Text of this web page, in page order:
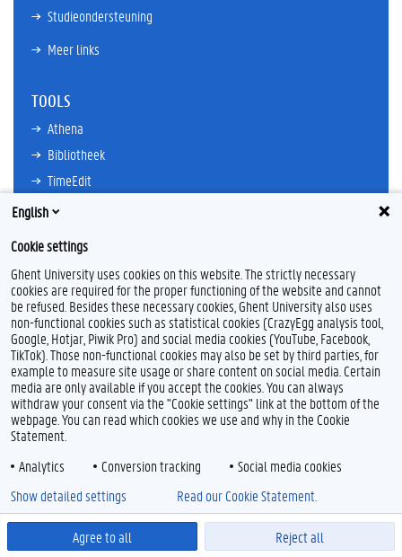
Studieondersteuning
Meer links
TOOLS
Athena
Bibliotheek
TimeEdit
E-mail
Research Explorer
Feedback
Privacy
Disclaimer
Toegankelijkheid
© 2026 Universiteit Gent
English
Cookie settings
Ghent University uses cookies on this website. The strictly necessary
cookies are required for the proper functioning of the website and cannot
be refused. Besides these necessary cookies, Ghent University also uses
non-functional cookies such as statistical cookies (CrazyEgg analysis tool,
Google, Hotjar, Piwik Pro) and social media cookies (YouTube, Facebook,
TikTok). Those non-functional cookies may also be set by third parties, for
example to measure site usage or share content on social media. Certain
media are only available if you accept the cookies. You can always
withdraw your consent via the "Cookie settings" link at the bottom of the
webpage. You can read which cookies we use and why in the Cookie
Statement.
Analytics
Conversion tracking Social media cookies
Agree to all Reject all
Show detailed settings Read our Cookie Statement.